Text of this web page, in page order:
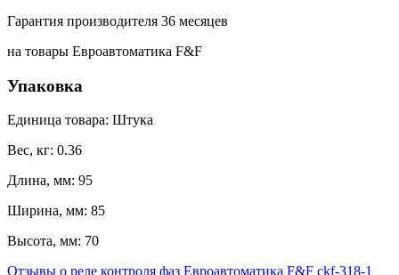
Гарантия производителя 36 месяцев
на товары Евроавтоматика F&F
Упаковка
Единица товара: Штука
Вес, кг: 0.36
Длина, мм: 95
Ширина, мм: 85
Высота, мм: 70
Отзывы о реле контроля фаз Евроавтоматика F&F ckf-318-1